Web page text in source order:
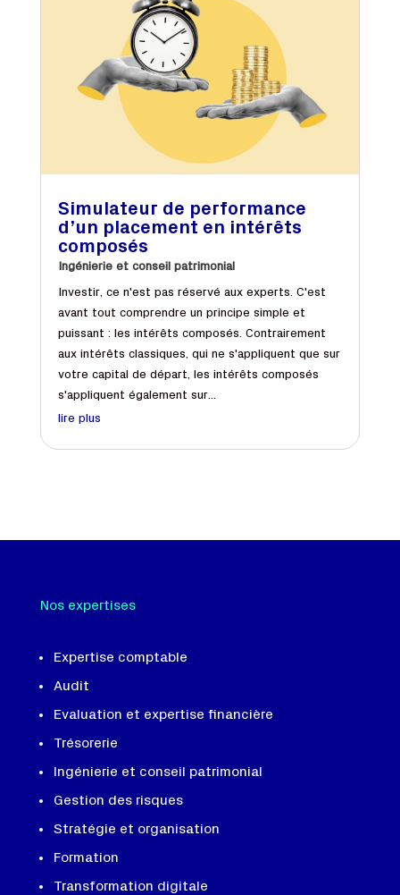
Simulateur de performance
d’un placement en intérêts
composés
Ingénierie et conseil patrimonial
Investir, ce n'est pas réservé aux experts. C'est
avant tout comprendre un principe simple et
puissant : les intérêts composés. Contrairement
aux intérêts classiques, qui ne s'appliquent que sur
votre capital de départ, les intérêts composés
s'appliquent également sur...
lire plus
Nos expertises
Expertise comptable
Audit
Evaluation et expertise financière
Trésorerie
Ingénierie et conseil patrimonial
Gestion des risques
Stratégie et organisation
Formation
Transformation digitale